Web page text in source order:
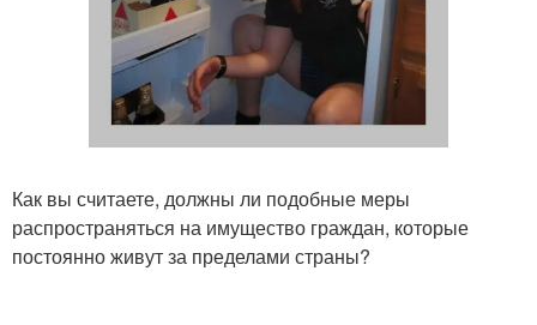
Как вы считаете, должны ли подобные меры
распространяться на имущество граждан, которые
постоянно живут за пределами страны?